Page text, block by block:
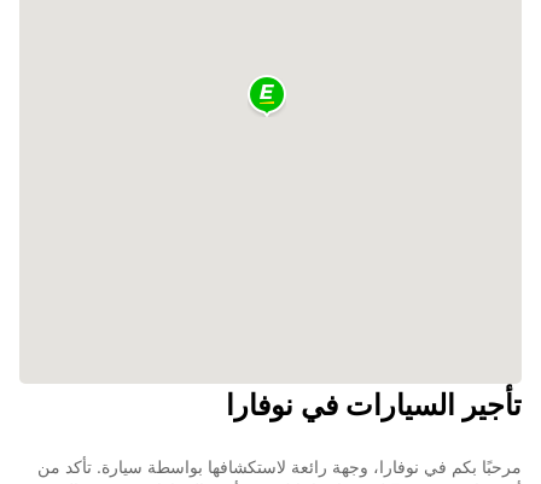
تأجير السيارات في نوفارا
مرحبًا بكم في نوفارا، وجهة رائعة لاستكشافها بواسطة سيارة. تأكد من